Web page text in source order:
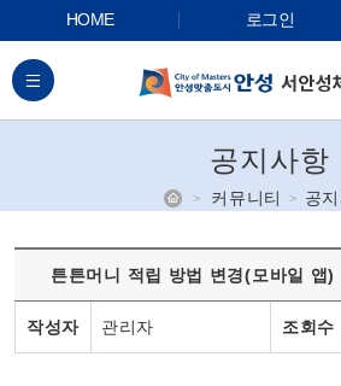
HOME 로그인
전체메뉴
홈 커뮤니티 공
공지사항
튼튼머니 적립 방법 변경(모바일 앱)
작성자 관리자 조회수